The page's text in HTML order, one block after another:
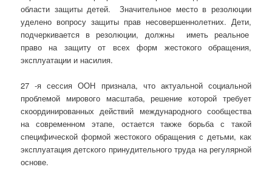
области защиты детей. Значительное место в резолюции
уделено вопросу защиты прав несовершеннолетних. Дети,
подчеркивается в резолюции, должны иметь реальное
право на защиту от всех форм жестокого обращения,
эксплуатации и насилия.
27 -я сессия ООН признала, что актуальной социальной
проблемой мирового масштаба, решение которой требует
скоординированных действий международного сообщества
на современном этапе, остается также борьба с такой
специфической формой жестокого обращения с детьми, как
эксплуатация детского принудительного труда на регулярной
основе.